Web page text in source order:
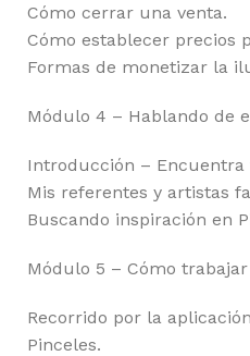
Cómo cerrar una venta.
Cómo establecer precios
Formas de monetizar la
Módulo 4 – Hablando de
Introducción – Encuentra
Mis referentes y artistas
Buscando inspiración en
Módulo 5 – Cómo
Recorrido por la
Pinceles.